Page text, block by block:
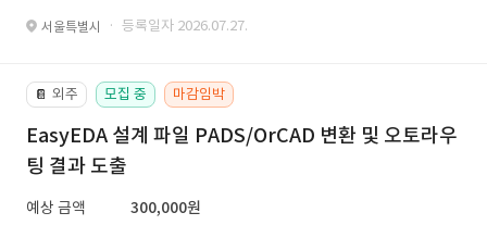
서울특별시 · 등록일자 2026.07.27.
📔 외주 모집 중 마감임박
EasyEDA 설계 파일 PADS/OrCAD 변환 및 오토라우
팅 결과 도출
예상 금액
300,000원